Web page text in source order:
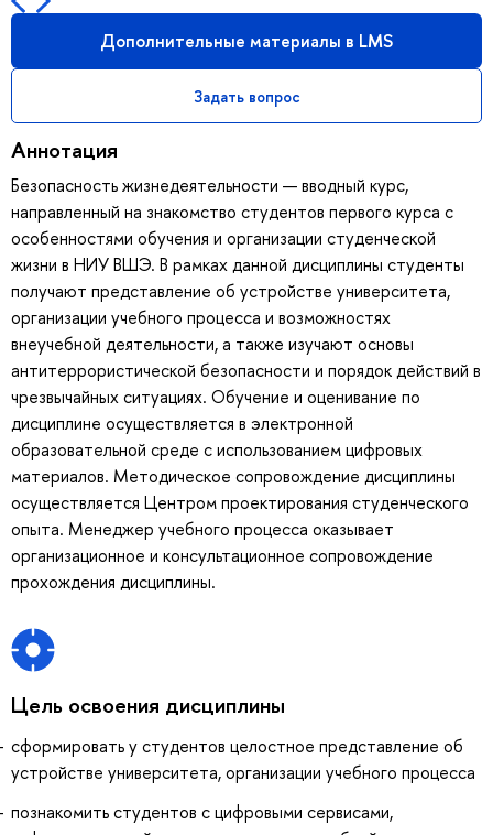
Дополнительные материалы в LMS
Задать вопрос
Аннотация
Безопасность жизнедеятельности — вводный курс,
направленный на знакомство студентов первого курса с
особенностями обучения и организации студенческой
жизни в НИУ ВШЭ. В рамках данной дисциплины студенты
получают представление об устройстве университета,
организации учебного процесса и возможностях
внеучебной деятельности, а также изучают основы
антитеррористической безопасности и порядок действий в
чрезвычайных ситуациях. Обучение и оценивание по
дисциплине осуществляется в электронной
образовательной среде с использованием цифровых
материалов. Методическое сопровождение дисциплины
осуществляется Центром проектирования студенческого
опыта. Менеджер учебного процесса оказывает
организационное и консультационное сопровождение
прохождения дисциплины.
Цель освоения дисциплины
сформировать у студентов целостное представление об
устройстве университета, организации учебного процесса
познакомить студентов с цифровыми сервисами,